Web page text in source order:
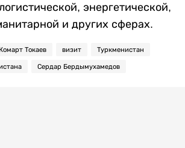
энергетической,
и других сферах.
Токаев визит Туркменистан
Сердар Бердымухамедов